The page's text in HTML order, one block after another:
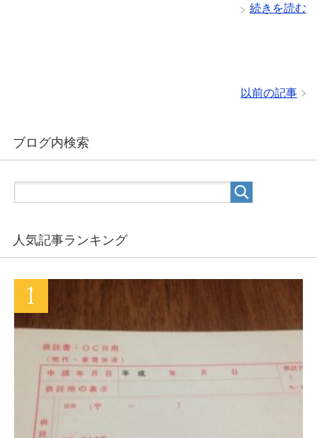
続きを読む
以前の記事
ブログ内検索
人気記事ランキング